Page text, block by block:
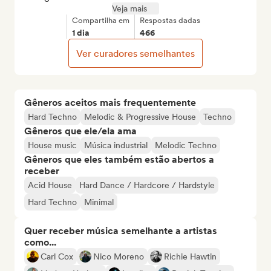
Gêneros aceitos mais frequentemente
Hard Techno Melodic & Progressive House Techno
Gêneros que ele/ela ama
House music Música industrial Melodic Techno
Gêneros que eles também estão abertos a
receber
Acid House
Hard Dance / Hardcore / Hardstyle
Hard Techno
Minimal
Quer receber música semelhante a artistas
como...
Carl Cox Nico Moreno
Richie Hawtin
Veja mais
Compartilha em
1 dia
Respostas dadas
466
Ver curadores semelhantes